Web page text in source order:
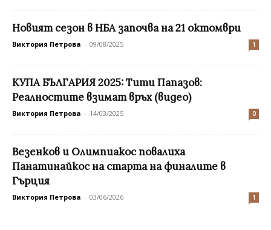
Новият сезон в НБА започва на 21 октомври
Виктория Петрова - 09/08/2025 1
КУПА БЪЛГАРИЯ 2025: Тити Папазов:
Реалностите взимат връх (видео)
Виктория Петрова - 14/03/2025 0
Везенков и Олимпиакос повалиха
Панатинайкос на старта на финалите в
Гърция
Виктория Петрова - 03/06/2026 1